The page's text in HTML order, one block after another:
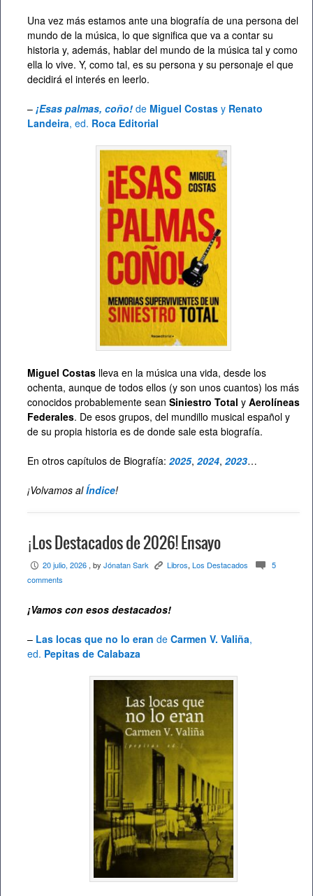
Una vez más estamos ante una biografía de una persona del
mundo de la música, lo que significa que va a contar su
historia y, además, hablar del mundo de la música tal y como
ella lo vive. Y, como tal, es su persona y su personaje el que
decidirá el interés en leerlo.
– ¡Esas palmas, coño! de Miguel Costas y Renato
Landeira, ed. Roca Editorial
Miguel Costas lleva en la música una vida, desde los
ochenta, aunque de todos ellos (y son unos cuantos) los más
conocidos probablemente sean Siniestro Total y Aerolíneas
Federales. De esos grupos, del mundillo musical español y
de su propia historia es de donde sale esta biografía.
En otros capítulos de Biografía: 2025, 2024, 2023…
¡Volvamos alÍndice!
¡Los Destacados de 2026! Ensayo
P 20 julio, 2026 , by Jónatan Sark K Libros, Los Destacados c 5
comments
¡Vamos con esos destacados!
– Las locas que no lo eran de Carmen V. Valiña,
ed. Pepitas de Calabaza